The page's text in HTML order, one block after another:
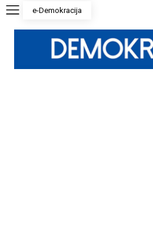
e-Demokracija